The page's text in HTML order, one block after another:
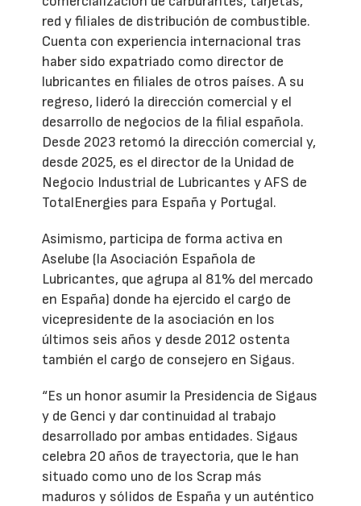
red y filiales de distribución de combustible.
Cuenta con experiencia internacional tras
haber sido expatriado como director de
lubricantes en filiales de otros países. A su
regreso, lideró la dirección comercial y el
desarrollo de negocios de la filial española.
Desde 2023 retomó la dirección comercial y,
desde 2025, es el director de la Unidad de
Negocio Industrial de Lubricantes y AFS de
TotalEnergies para España y Portugal.
Asimismo, participa de forma activa en
Aselube (la Asociación Española de
Lubricantes, que agrupa al 81% del mercado
en España) donde ha ejercido el cargo de
vicepresidente de la asociación en los
últimos seis años y desde 2012 ostenta
también el cargo de consejero en Sigaus.
“Es un honor asumir la Presidencia de Sigaus
y de Genci y dar continuidad al trabajo
desarrollado por ambas entidades. Sigaus
celebra 20 años de trayectoria, que le han
situado como uno de los Scrap más
maduros y sólidos de España y un auténtico